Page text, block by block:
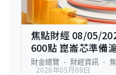
焦點財經 08/05/
600點 崑崙芯
財金總覽 財經資訊
2026年05月08日